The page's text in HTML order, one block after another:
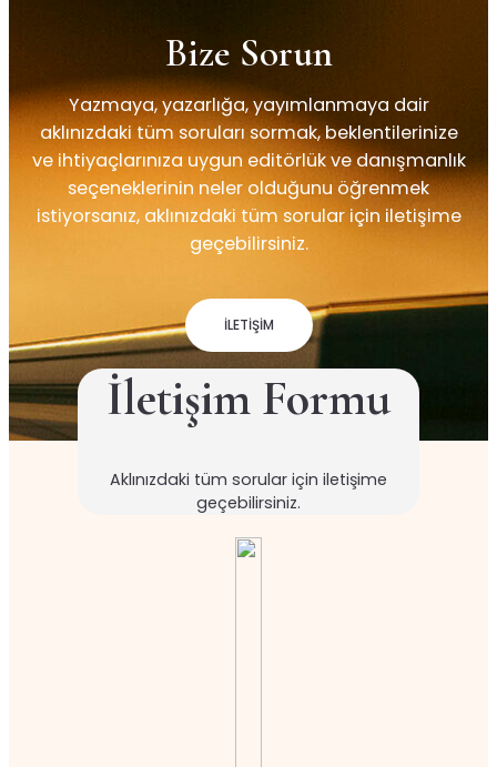
Bize Sorun
Yazmaya, yazarlığa, yayımlanmaya dair
aklınızdaki tüm soruları sormak, beklentilerinize
ve ihtiyaçlarınıza uygun editörlük ve danışmanlık
seçeneklerinin neler olduğunu öğrenmek
istiyorsanız, aklınızdaki tüm sorular için iletişime
geçebilirsiniz.
İLETİŞİM
İletişim Formu
Aklınızdaki tüm sorular için iletişime
geçebilirsiniz.